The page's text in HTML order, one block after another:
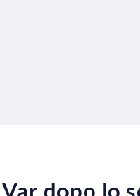
dopo lo